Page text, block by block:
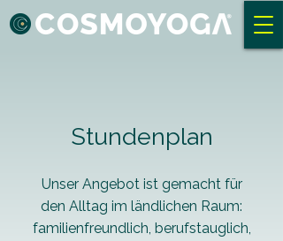
Stundenplan
Unser Angebot ist gemacht für
den Alltag im ländlichen Raum:
familienfreundlich, berufstauglich,